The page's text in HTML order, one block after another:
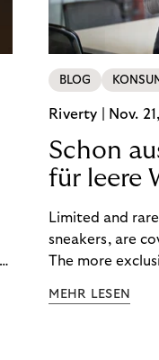
BLOG
Riverty | Nov.
Schon
für leere
Limited and
sneakers, are
The more
industry uses
MEHR LESEN